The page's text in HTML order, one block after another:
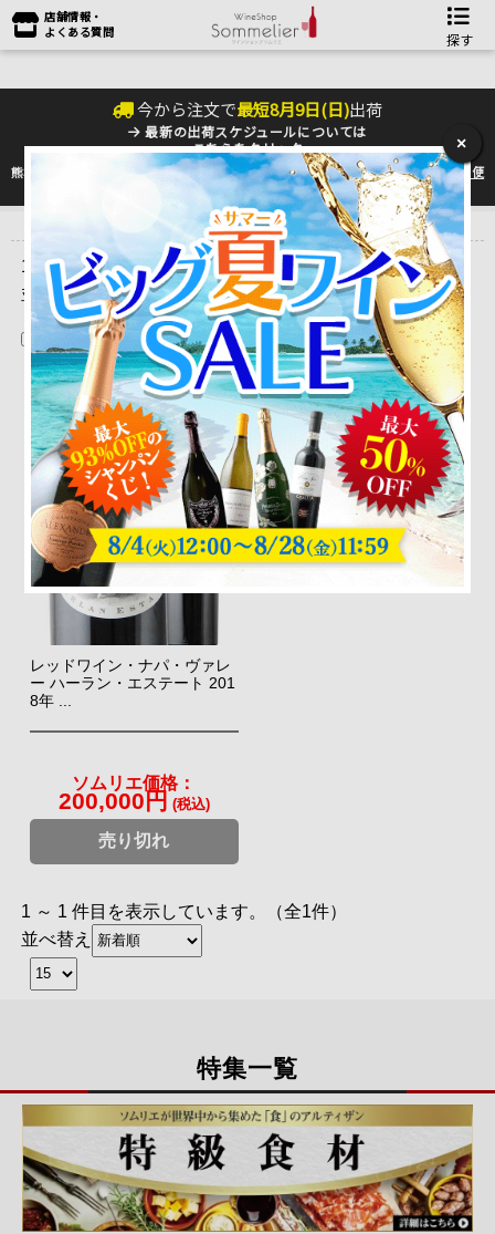
店舗情報・
よくある質問
探す
今から注文で最短8月9日(日)出荷
最新の出荷スケジュールについては
こちらをクリック
熊本地震の影響により九州への配送に遅れが生じております。最新情報は佐川急便
のHP
をご確認下さい。
産地で探す ＞ アメリカ ＞ハーラン・エステート
1 ～ 1 件目を表示しています。（全1件）
並べ替え
在庫切れを除く
レッドワイン・ナパ・ヴァレ
ー ハーラン・エステート 201
8年 ...
ソムリエ価格：
200,000円 (税込)
売り切れ
1 ～ 1 件目を表示しています。（全1件）
並べ替え
特集一覧
×